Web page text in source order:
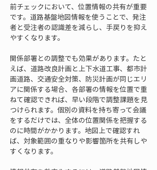
前チェックにおいて、位置情報の共有が重要
です。道路基盤地図情報を使うことで、発注
者と受注者の認識差を減らし、手戻りを抑え
やすくなります。
関係部署との調整でも効果があります。たと
えば、道路改良計画と上下水道工事、都市計
画道路、交通安全対策、防災計画が同じエリ
アに関係する場合、各部署の情報を位置で重
ねて確認できれば、早い段階で調整課題を見
つけられます。個別の資料を持ち寄って会議
をするだけでは、全体の位置関係を把握する
のに時間がかかります。地図上で確認すれ
ば、対象範囲の重なりや影響箇所を共有しや
すくなります。